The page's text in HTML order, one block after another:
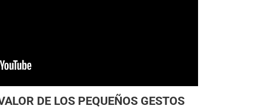
DE LOS PEQUEÑOS GESTOS